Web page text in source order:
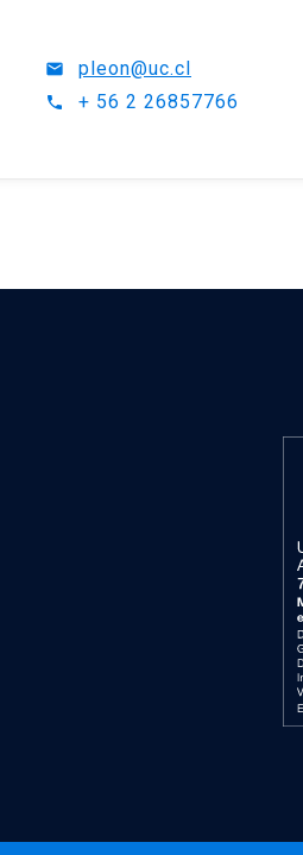
mail pleon@uc.cl
phone + 56 2 26857766